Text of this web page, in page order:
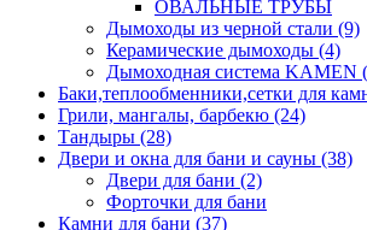
ОВАЛЬНЫЕ ТРУБЫ
Дымоходы из черной стали (9)
Керамические дымоходы (4)
Дымоходная система KAMEN
Баки,теплообменники,сетки для
Грили, мангалы, барбекю (24)
Тандыры (28)
Двери и окна для бани и сауны (38)
Двери для бани (2)
Форточки для бани
Камни для бани (37)